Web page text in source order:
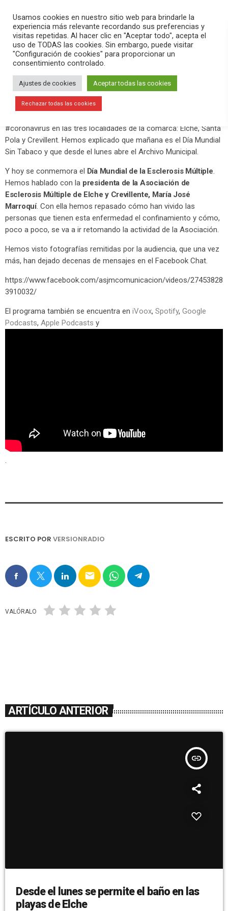
search menu pause PLAY
mayo 30, 2020
Conmemoramos el Día Mundial de la
Esclerosis Múltiple
En el programaVersión Radio-El Aperitivo
#coronavirus en las tres localidades de la comarca: Elche, Santa
Pola y Crevillent. Hemos explicado que mañana es el Día Mundial
Sin Tabaco y que desde el lunes abre el Archivo Municipal.
Y hoy se conmemora el Día Mundial de la Esclerosis Múltiple
Hemos hablado con la presidenta de la Asociación de
Esclerosis Múltiple de Elche y Crevillente, María José
Marroquí. Con ella hemos repasado cómo han vivido las
personas que tienen esta enfermedad el confinamiento y cómo,
poco a poco, se va a ir retomando la actividad de la Asociación.
Hemos visto fotografías remitidas por la audiencia, que una vez
más, han dejado decenas de mensajes en el Facebook Chat.
https://www.facebook.com/asjmcomunicacion/videos/27453828
3910032/
El programa también se encuentra en iVoox, Spotify, Google
Podcasts, Apple Podcasts y
.
ESCRITO POR VERSIONRADIO
email
VALÓRALO
ARTÍCULO ANTERIOR
insert_link
Desde el lunes se permite el baño en las
playas de Elche
Usamos cookies en nuestro sitio web para brindarle la
experiencia más relevante recordando sus preferencias y
visitas repetidas. Al hacer clic en "Aceptar todo", acepta el
uso de TODAS las cookies. Sin embargo, puede visitar
"Configuración de cookies" para proporcionar un
consentimiento controlado.
Ajustes de cookies Aceptar todas las cookies
Rechazar todas las cookies